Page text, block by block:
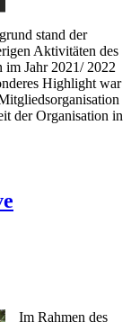
stand der
Aktivitäten des
im Jahr 2021/ 2022
Highlight war
der Organisation in
Im Rahmen des